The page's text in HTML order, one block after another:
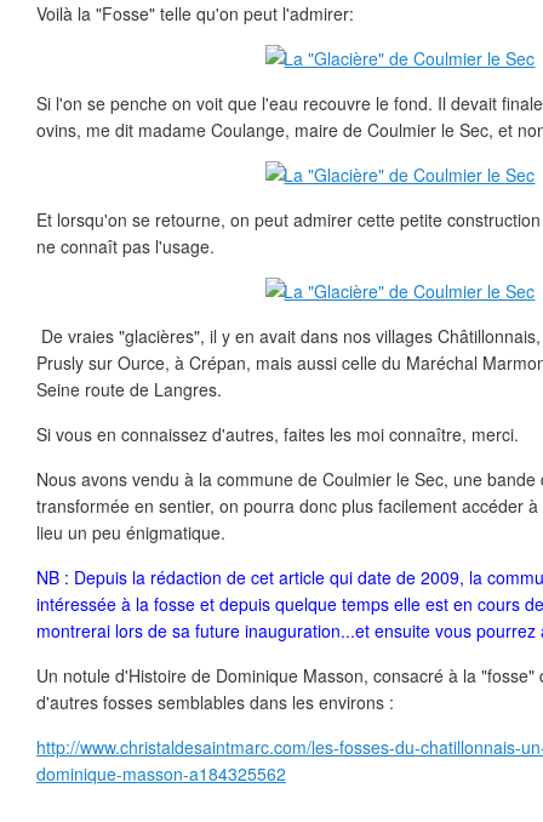
Voilà la "Fosse" telle qu'on peut l'admirer:
Si l'on se penche on voit que l'eau recouvre le fond. Il devait
ovins, me dit madame Coulange, maire de Coulmier le Sec, et
Et lorsqu'on se retourne, on peut admirer cette petite
ne connaît pas l'usage.
De vraies "glacières", il y en avait dans nos villages
Prusly sur Ource, à Crépan, mais aussi celle du Maréchal
Seine route de Langres.
Si vous en connaissez d'autres, faites les moi connaître, merci.
Nous avons vendu à la commune de Coulmier le Sec, une
transformée en sentier, on pourra donc plus facilement accéder
lieu un peu énigmatique.
NB : Depuis la rédaction de cet article qui date de 2009, la
intéressée à la fosse et depuis quelque temps elle est en cours
montrerai lors de sa future inauguration...et ensuite vous pourrez
Un notule d'Histoire de Dominique Masson, consacré à la
d'autres fosses semblables dans les environs :
http://www.christaldesaintmarc.com/les-fosses-du-chatillonnais-
dominique-masson-a184325562